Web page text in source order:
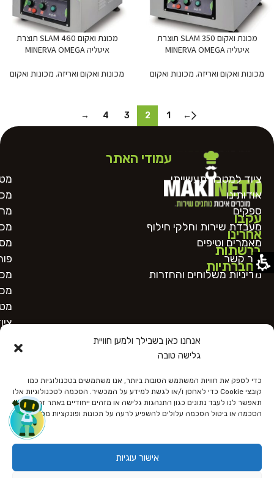
אנחנו כאן בשבילך ולמען חוויית
גלישה טובה
כדי לספק את חוויות המשתמש הטובות ביותר, אנו משתמשים בטכנולוגיות כמו
קובצי Cookie כדי לאחסן ו/או לגשת למידע על המכשיר. הסכמה לטכנולוגיות אלו
תאפשר לנו לעבד נתונים כגון התנהגות גלישה או מזהים ייחודיים באתר זה. אי
הסכמה או ביטול הסכמה עלולים להשפיע לרעה על תכונות ופונקציות מסוימות.
אישור עוגיות
מכונת ואקום SLAM 350 תוצרת
איטליה MINERVA OMEGA
מכונות ואקום ואריזה, מכונות ואקום
מכונת ואקום SLAM 460 תוצרת
איטליה MINERVA OMEGA
מכונות ואקום ואריזה, מכונות ואקום
←
1
2
3
4
→
עקבו
אחרינו
ברשתות
החברתיות
עמודי האתר
ציוד למטבח תעשייתי
אודותינו
ספקים
מעבדת שירות וחלקי חילוף
מאמרים וטיפים
צור קשר
מדיניות משלוחים והחזרות
כל הזכויות שמורות
מדיניות פרטיות